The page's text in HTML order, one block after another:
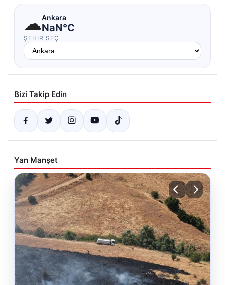
☁Ankara
NaN°C
ŞEHIR SEÇ
Bizi Takip Edin
Yan Manşet